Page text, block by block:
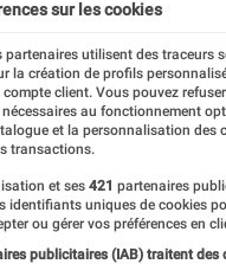
sur les cookies
partenaires utilisent des
la création de profils
compte client. Vous pouvez
au fonctionnement
et la personnalisation des
transactions.
et ses 421 partenaires
identifiants uniques de cookies
ou gérer vos préférences en
publicitaires (IAB) traitent